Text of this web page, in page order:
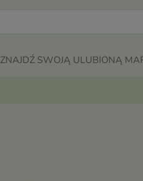
ZNAJDŹ SWOJĄ ULUBIONĄ